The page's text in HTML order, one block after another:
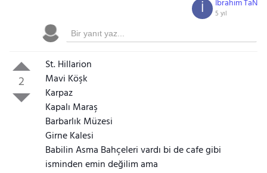
İbrahim TaN
5 yıl
İ
2
St. Hillarion
Mavi Köşk
Karpaz
Kapalı Maraş
Barbarlık Müzesi
Girne Kalesi
Babilin Asma Bahçeleri vardı bi de cafe gibi
isminden emin değilim ama